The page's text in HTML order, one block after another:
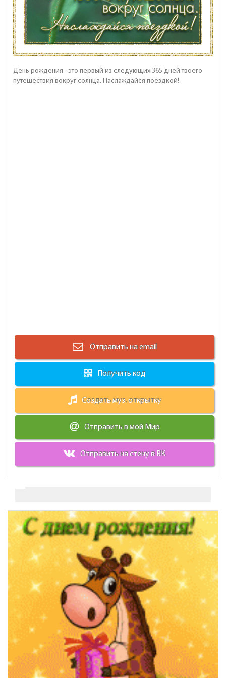
День рождения - это первый из следующих 365 дней твоего
путешествия вокруг солнца. Наслаждайся поездкой!
Отправить на email
Получить код
Создать муз. открытку
Отправить в мой Мир
Отправить на стену в ВК